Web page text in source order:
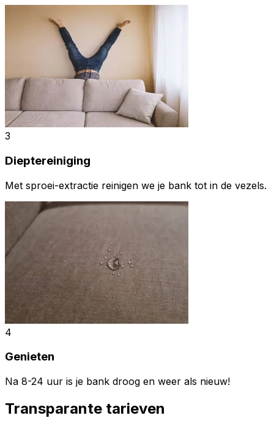
3
Dieptereiniging
Met sproei-extractie reinigen we je bank tot in de vezels.
4
Genieten
Na 8-24 uur is je bank droog en weer als nieuw!
Transparante tarieven